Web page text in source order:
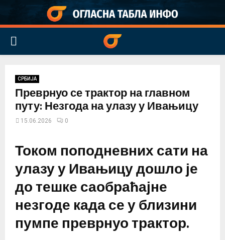
PRIMARY
СРБИЈА
Преврнуо се трактор на главном
путу: Незгода на улазу у Ивањицу
15.06.2026 0
Током поподневних сати на
улазу у Ивањицу дошло је
до тешке саобраћајне
незгоде када се у близини
пумпе преврнуо трактор.